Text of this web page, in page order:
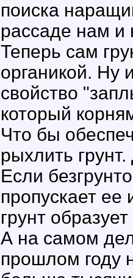
поиска
рассаде нам
Теперь сам
органикой. Ну
свойство
который
Что бы
рыхлить
Если
пропускает
грунт
А на самом
прошлом году